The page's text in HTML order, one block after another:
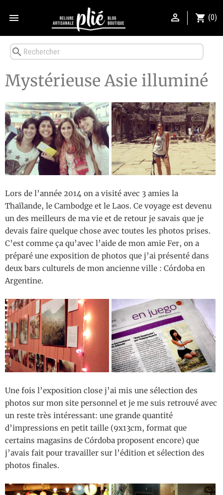
 shopping_cart (0)

search
Mystérieuse Asie illuminé
Lors de l’année 2014 on a visité avec 3 amies la
Thaïlande, le Cambodge et le Laos. Ce voyage est devenu
un des meilleurs de ma vie et de retour je savais que je
devais faire quelque chose avec toutes les photos prises.
C’est comme ça qu’avec l’aide de mon amie Fer, on a
préparé une exposition de photos que j’ai présenté dans
deux bars culturels de mon ancienne ville : Córdoba en
Argentine.
Une fois l’exposition close j’ai mis une sélection des
photos sur mon site personnel et je me suis retrouvé avec
un reste très intéressant: une grande quantité
d’impressions en petit taille (9x13cm, format que
certains magasins de Córdoba proposent encore) que
j’avais fait pour travailler sur l’édition et sélection des
photos finales.